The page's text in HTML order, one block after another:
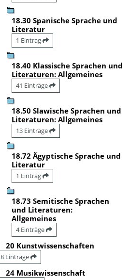
18.30 Spanische Sprache und
Literatur
1 Eintrag
18.40 Klassische Sprachen und
Literaturen: Allgemeines
41 Einträge
18.50 Slawische Sprachen und
Literaturen: Allgemeines
13 Einträge
18.72 Ägyptische Sprache und
Literatur
1 Eintrag
18.73 Semitische Sprachen
und Literaturen:
Allgemeines
4 Einträge
20 Kunstwissenschaften
8 Einträge
24 Musikwissenschaft